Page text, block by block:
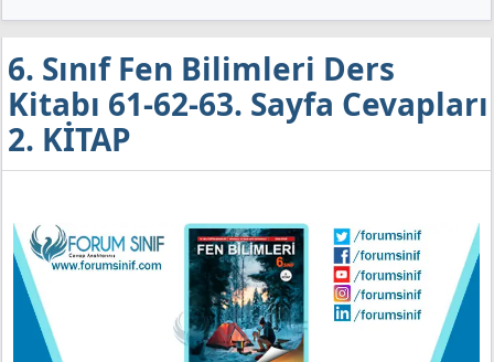
6. Sınıf Fen Bilimleri Ders
Kitabı 61-62-63. Sayfa Cevapları
2. KİTAP